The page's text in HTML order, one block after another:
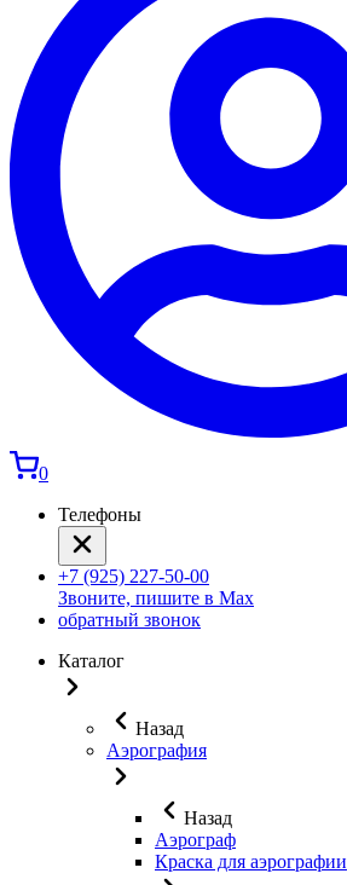
0
Телефоны
+7 (925) 227-50-00
Звоните, пишите в Max
обратный звонок
Каталог
Назад
Аэрография
Назад
Аэрограф
Краска для аэрографии